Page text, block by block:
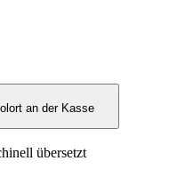
an der Kasse
übersetzt